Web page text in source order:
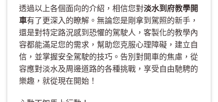
透過以上各個面向的介紹，相信您對淡水到府教學開
車有了更深入的瞭解。無論您是剛拿到駕照的新手，
還是對特定路況感到恐懼的駕駛人，客製化的教學內
容都能滿足您的需求，幫助您克服心理障礙，建立自
信，並掌握安全駕駛的技巧。告別對開車的焦慮，從
容應對淡水及周邊道路的各種挑戰，享受自由馳騁的
樂趣，就從現在開始！